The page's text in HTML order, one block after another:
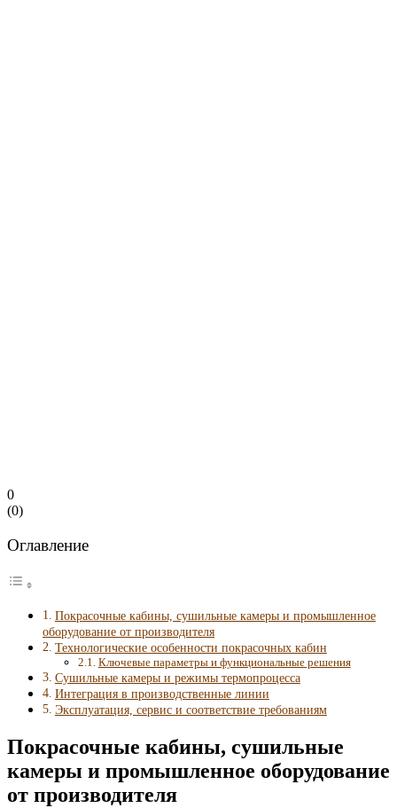
0
(0)
Оглавление
Покрасочные кабины, сушильные камеры и промышленное
оборудование от производителя
Технологические особенности покрасочных кабин
Ключевые параметры и функциональные решения
Сушильные камеры и режимы термопроцесса
Интеграция в производственные линии
Эксплуатация, сервис и соответствие требованиям
Покрасочные кабины, сушильные
камеры и промышленное оборудование
от производителя